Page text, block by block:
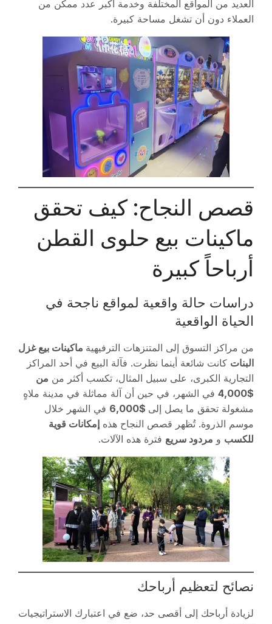
العديد من المواقع المختلفة وخدمة أكبر عدد ممكن من
العملاء دون أن تشغل مساحة كبيرة.
قصص النجاح: كيف تحقق
ماكينات بيع حلوى القطن
أرباحاً كبيرة
دراسات حالة واقعية لمواقع ناجحة في
الحياة الواقعية
من مراكز التسوق إلى المتنزهات الترفيهية ماكينات بيع غزل
البنات كانت شائعة أينما نظرت. فآلة البيع في أحد المراكز
التجارية الكبرى، على سبيل المثال، تكسب أكثر من من
$4,000
في الشهر، في حين أن آلة مماثلة في مدينة ملاهٍ
مشغولة تحقق ما يصل إلى $6,000
في الشهر خلال
موسم الذروة. تُظهر قصص النجاح هذه إمكانات قوية
للكسب و مردود سريع فترة هذه الآلات.
نصائح لتعظيم أرباحك
لزيادة أرباحك إلى أقصى حد، ضع في اعتبارك الاستراتيجيات